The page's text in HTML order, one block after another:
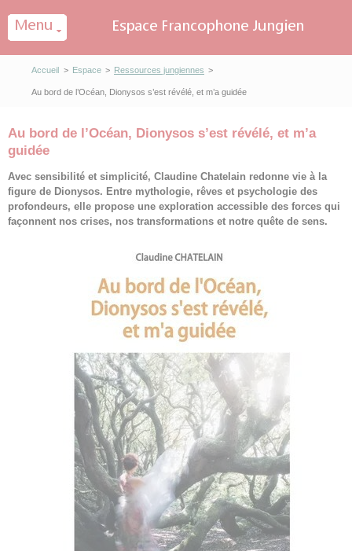
Accueil > Espace > Ressources jungiennes >
Au bord de l’Océan, Dionysos s’est révélé, et m’a guidée
Au bord de l’Océan, Dionysos s’est révélé, et m’a
guidée
Avec sensibilité et simplicité, Claudine Chatelain redonne vie à la
figure de Dionysos. Entre mythologie, rêves et psychologie des
profondeurs, elle propose une exploration accessible des forces qui
façonnent nos crises, nos transformations et notre quête de sens.